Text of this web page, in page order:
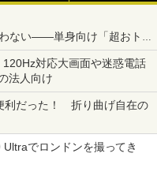
ない――単身向け「超おトク
対応大画面や迷惑電話
法人向け
利だった！ 折り曲げ自在の
でロンドンを撮ってき